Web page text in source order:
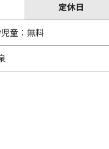
定休日
童：無料